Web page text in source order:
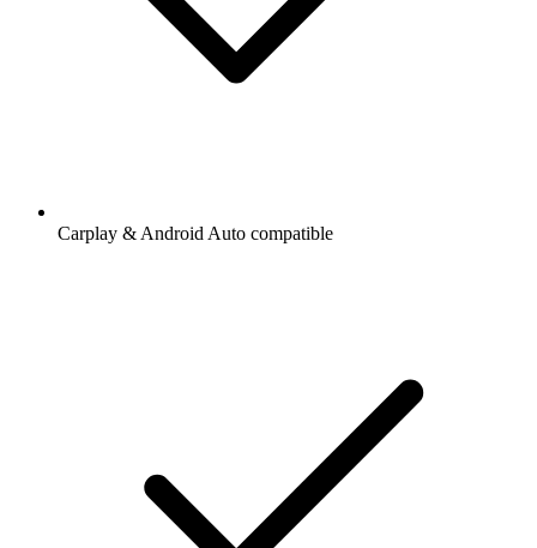
Carplay & Android Auto compatible